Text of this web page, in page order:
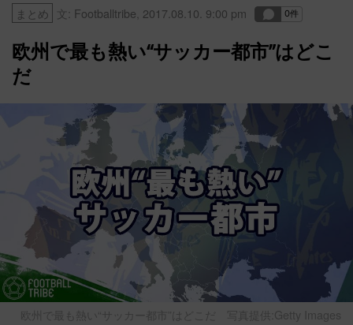
まとめ 文: Footballtribe 2017.08.10. 9:00 pm
欧州で最も熱い“サッカー都市”はどこ
だ
欧州で最も熱い“サッカー都市”はどこだ 写真提供:Getty Images